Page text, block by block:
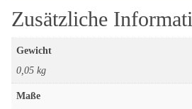
Zusätzliche
Gewicht
0,05 kg
Maße